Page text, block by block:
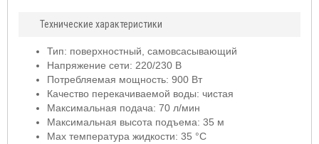
Технические характеристики
Тип: поверхностный, самовсасывающий
Напряжение сети: 220/230 В
Потребляемая мощность: 900 Вт
Качество перекачиваемой воды: чистая
Максимальная подача: 70 л/мин
Максимальная высота подъема: 35 м
Мах температура жидкости: 35 °С